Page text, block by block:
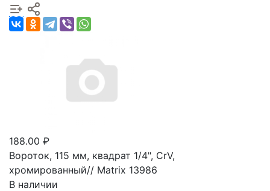
188.00 ₽
Вороток, 115 мм, квадрат 1/4", CrV,
хромированный// Matrix 13986
В наличии